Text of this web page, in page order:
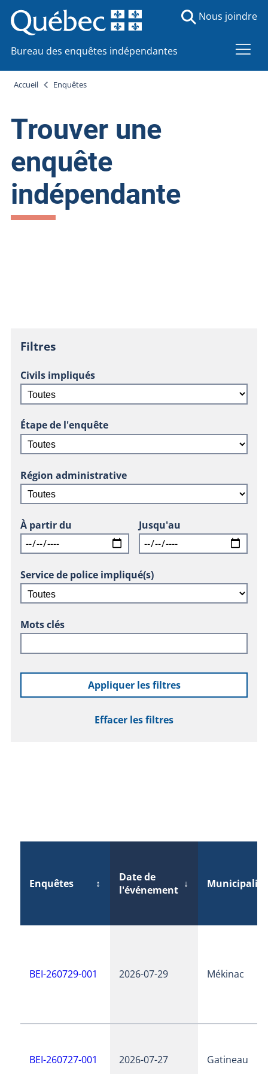
Bureau des enquêtes indépendantes
Nous joindre
Accueil Enquêtes
Trouver une
enquête
indépendante
Filtres
Civils impliqués
Étape de l'enquête
Région administrative
À partir du Jusqu'au
Service de police impliqué(s)
Mots clés
Appliquer les filtres
Effacer les filtres
Enquêtes ↕
Date de
l'événement ↓ Municipalité
BEI-260729-001 2026-07-29 Mékinac
BEI-260727-001 2026-07-27 Gatineau